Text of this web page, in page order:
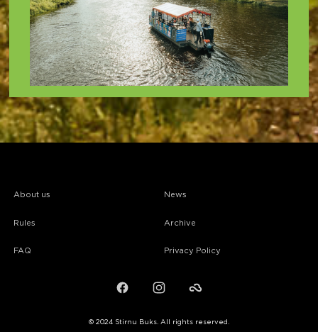
About us
Rules
FAQ
News
Archive
Privacy Policy
FacebookInstagramFailiem.lv
© 2024 Stirnu Buks. All rights reserved.